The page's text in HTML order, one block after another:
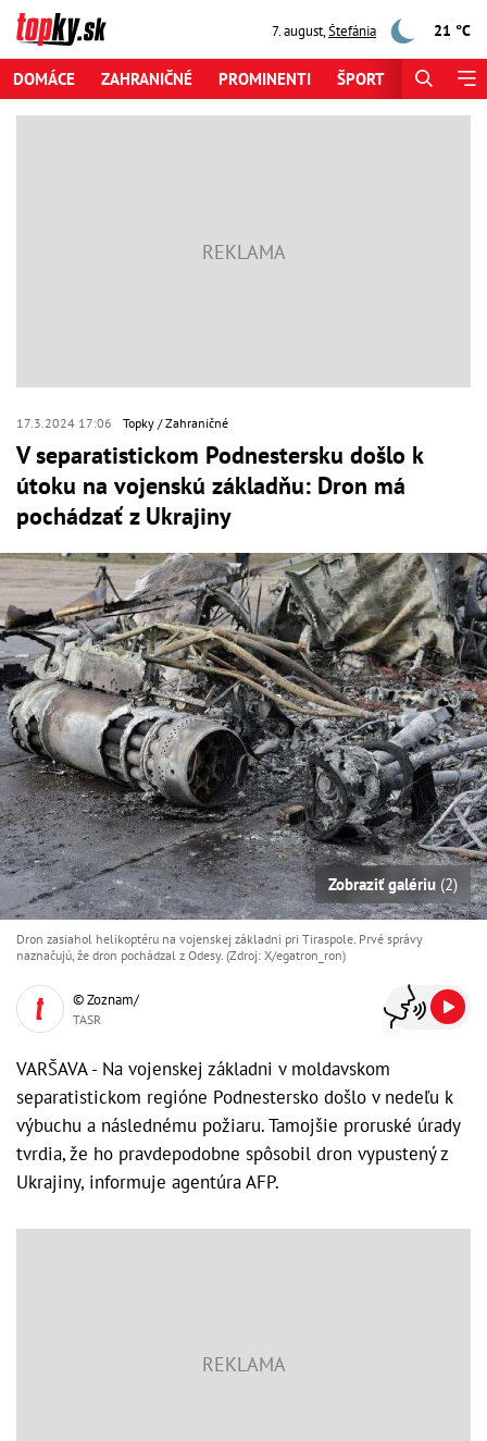
7. august,Štefánia 21 °C
DOMÁCE ZAHRANIČNÉ PROMINENTI ŠPORT
17.3.2024 17:06 Topky Zahraničné
V separatistickom Podnestersku došlo k
útoku na vojenskú základňu: Dron má
pochádzať z Ukrajiny
Zobraziť galériu (2)
Dron zasiahol helikoptéru na vojenskej základni pri Tiraspole. Prvé správy
naznačujú, že dron pochádzal z Odesy. (Zdroj: X/egatron_ron)
© Zoznam/
TASR
VARŠAVA - Na vojenskej základni v moldavskom
separatistickom regióne Podnestersko došlo v nedeľu k
výbuchu a následnému požiaru. Tamojšie proruské úrady
tvrdia, že ho pravdepodobne spôsobil dron vypustený z
Ukrajiny, informuje agentúra AFP.